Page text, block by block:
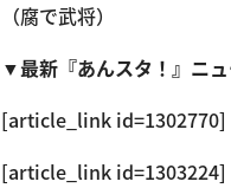
（腐で武将）
▼最新『あんスタ！』ニ
[article_link id=1302770]
[article_link id=1303224]